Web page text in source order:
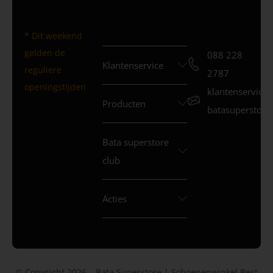
* Dit weekend
gelden de
reguliere
openingstijden
Klantenservice
Producten
Bata superstore
club
Acties
088 228
2787